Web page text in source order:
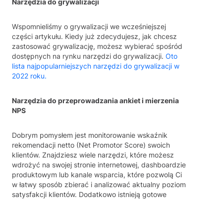
Narzędzia do grywalizacji
Wspomnieliśmy o grywalizacji we wcześniejszej
części artykułu. Kiedy już zdecydujesz, jak chcesz
zastosować grywalizację, możesz wybierać spośród
dostępnych na rynku narzędzi do grywalizacji. Oto
lista najpopularniejszych narzędzi do grywalizacji w
2022 roku.
Narzędzia do przeprowadzania ankiet i mierzenia
NPS
Dobrym pomysłem jest monitorowanie wskaźnik
rekomendacji netto (Net Promotor Score) swoich
klientów. Znajdziesz wiele narzędzi, które możesz
wdrożyć na swojej stronie internetowej, dashboardzie
produktowym lub kanale wsparcia, które pozwolą Ci
w łatwy sposób zbierać i analizować aktualny poziom
satysfakcji klientów. Dodatkowo istnieją gotowe